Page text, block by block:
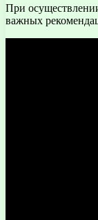
При
важных